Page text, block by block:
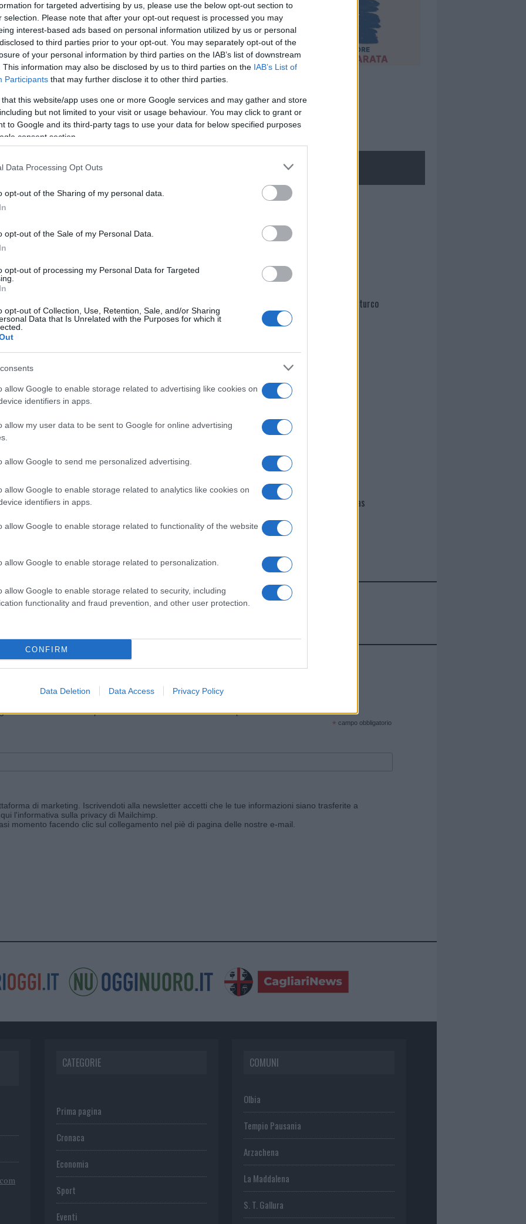
for targeted advertising by us, please use the below opt-out section to
selection. Please note that after your opt-out request is processed you may
interest-based ads based on personal information utilized by us or personal
to third parties prior to your opt-out. You may separately opt-out of the
of your personal information by third parties on the IAB’s list of downstream
This information may also be disclosed by us to third parties on the IAB’s List of
Participants that may further disclose it to other third parties.
that this website/app uses one or more Google services and may gather and store
but not limited to your visit or usage behaviour. You may click to grant or
to Google and its third-party tags to use your data for below specified purposes
consent section.
Data Processing Opt Outs
opt-out of the Sharing of my personal data.
opt-out of the Sale of my Personal Data.
opt-out of processing my Personal Data for Targeted
opt-out of Collection, Use, Retention, Sale, and/or Sharing
Data that Is Unrelated with the Purposes for which it
allow Google to enable storage related to advertising like cookies on
identifiers in apps.
allow my user data to be sent to Google for online advertising
allow Google to send me personalized advertising.
allow Google to enable storage related to analytics like cookies on
identifiers in apps.
allow Google to enable storage related to functionality of the website
allow Google to enable storage related to personalization.
allow Google to enable storage related to security, including
functionality and fraud prevention, and other user protection.
CONFIRM
Data Deletion Data Access Privacy Policy
sul fronte calcistico grazie ai ragazzi
ha raggiunto un traguardo storico
in seconda categoria. Un risultato che
lavoro di squadra dimostrati durante
Benito Filinesi, lutto nel calcio a La
e confermano la validità del
Isola europea dello sport. Dietro questo
il lavoro quotidiano di una fitta
allenatori, famiglie e tantissimi
in alto il nome dell’isola.
cliccandoqui
nella sezione
Ginnastica La Maddalena
NECROLOGIE
Mario Malu
Martina Agostina Diturco
I nostri cari
I nostri cari
I nostri cari
Giovannimaria Cabras
e ricevi le nostre email periodiche contenenti le ultime notizie pubblicate sul sito web!
* campo obbligatorio
di marketing. Iscrivendoti alla newsletter accetti che le tue informazioni siano trasferite a
l'informativa sulla privacy di Mailchimp
momento facendo clic sul collegamento nel piè di pagina delle nostre e-mail.
CATEGORIE
Prima pagina
Cronaca
Economia
Sport
Eventi
COMUNI
Olbia
Tempio Pausania
Arzachena
La Maddalena
S. T. Gallura